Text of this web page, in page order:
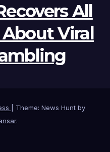
All
Viral
Theme: News Hunt by
.